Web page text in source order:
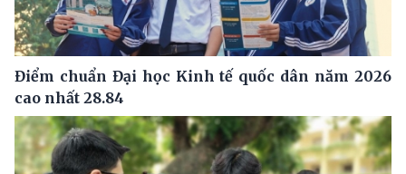
Điểm chuẩn Đại học Kinh tế quốc dân năm 2026
cao nhất 28.84